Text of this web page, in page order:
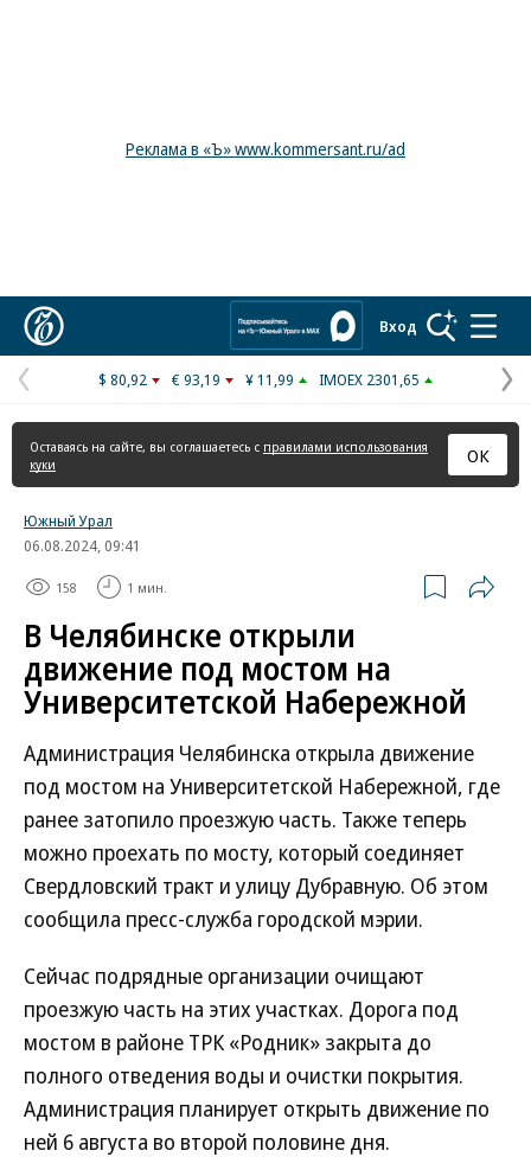
Реклама в «Ъ» www.kommersant.ru/ad
Вход
Предыдущая
страница
$ 80,92 € 93,19 ¥ 11,99 IMOEX 2301,65
Оставаясь на сайте, вы соглашаетесь с правилами использования
куки
ОК
Южный Урал
06.08.2024, 09:41
158 1 мин.
В Челябинске открыли
движение под мостом на
Университетской Набережной
Администрация Челябинска открыла движение
под мостом на Университетской Набережной, где
ранее затопило проезжую часть. Также теперь
можно проехать по мосту, который соединяет
Свердловский тракт и улицу Дубравную. Об этом
сообщила пресс-служба городской мэрии.
Сейчас подрядные организации очищают
проезжую часть на этих участках. Дорога под
мостом в районе ТРК «Родник» закрыта до
полного отведения воды и очистки покрытия.
Администрация планирует открыть движение по
ней 6 августа во второй половине дня.